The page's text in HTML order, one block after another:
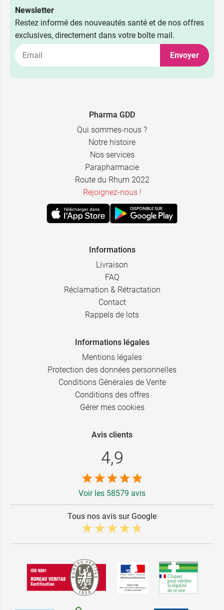
Newsletter
Restez informé des nouveautés santé et de nos offres
exclusives, directement dans votre boîte mail.
Envoyer
Pharma GDD
Qui sommes-nous ?
Notre histoire
Nos services
Parapharmacie
Route du Rhum 2022
Rejoignez-nous !
Informations
Livraison
FAQ
Réclamation & Rétractation
Contact
Rappels de lots
Informations légales
Mentions légales
Protection des données personnelles
Conditions Générales de Vente
Conditions des offres
Gérer mes cookies
Avis clients
4,9
Voir les 58579 avis
Tous nos avis sur Google